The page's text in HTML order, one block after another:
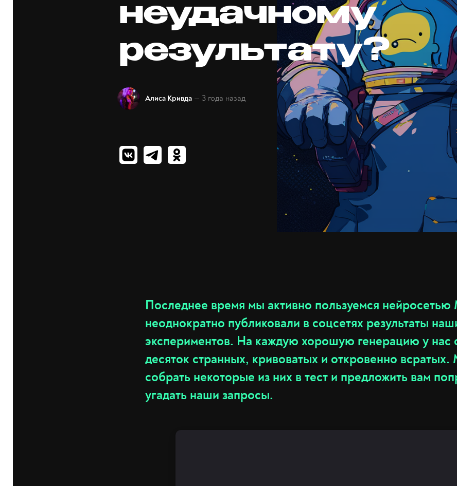
неудачному
результату?
Алиса Кривда — 3 года назад
Последнее время мы активно пользуемся
неоднократно публиковали в соцсетях результаты
экспериментов. На каждую хорошую генерацию у нас
десяток странных, кривоватых и откровенно
собрать некоторые из них в тест и предложить вам
угадать наши запросы.